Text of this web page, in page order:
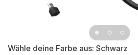
Wähle deine Farbe aus: Schwarz